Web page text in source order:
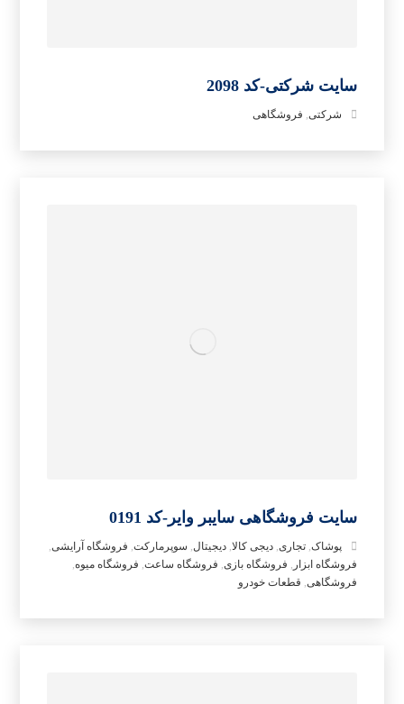
سایت شرکتی-کد 2098
شرکتی فروشگاهی
سایت فروشگاهی سایبر وایر-کد 0191
پوشاک ,تجاری ,دیجی کالا ,دیجیتال سوپرمارکت فروشگاه آرایشی
فروشگاه ابزار
فروشگاه بازی فروشگاه ساعت فروشگاه میوه
فروشگاهی قطعات خودرو